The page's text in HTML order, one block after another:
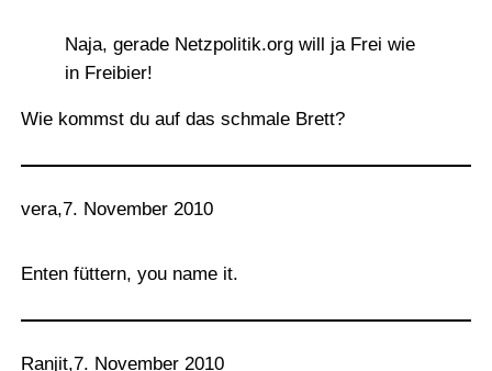
Naja, gerade Netzpolitik.org will ja Frei wie
in Freibier!
Wie kommst du auf das schmale Brett?
vera,7. November 2010
Enten füttern, you name it.
Ranjit,7. November 2010